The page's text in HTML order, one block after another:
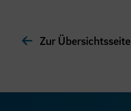
Zur Übersichtsseite